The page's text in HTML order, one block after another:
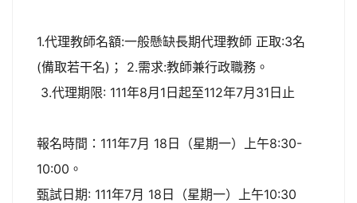
1.代理教師名額:一般懸缺長期代理教師 正取:3名
(備取若干名)； 2.需求:教師兼行政職務。
3.代理期限: 111年8月1日起至112年7月31日止
報名時間：111年7月 18日（星期一）上午8:30-
10:00。
甄試日期: 111年7月 18日（星期一）上午10:30